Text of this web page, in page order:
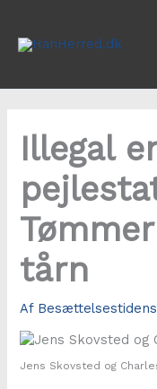
indholdet
Illegal
tårn
Af
Jens Skovsted og